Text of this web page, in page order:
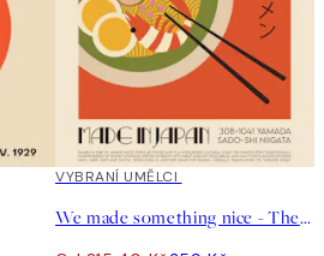
40%*
VYBRANÍ UMĚLCI
We made something nice - The Ramen Plakát